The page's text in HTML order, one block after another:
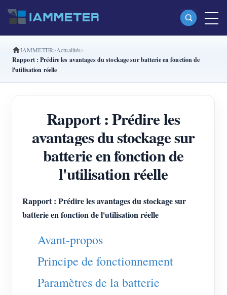
Produits
Compteur d’énergie Wi-Fi split-phase (WEM2067)
Compteur d’énergie Wi-Fi triphasé (WEM3080T)
Compteur d’énergie Wi-Fi triphasé (WEM3046T)
Compteur d’énergie Wi-Fi triphasé (WEM3050T)
Contrôleur de puissance WiFi
Service d’auto-hébergement
Compteur virtuel
Système de prévision et de simulation énergétique
IAMMETER Actualités
Rapport : Prédire les avantages du stockage sur batterie en fonction de
l'utilisation réelle
Rapport : Prédire les
avantages du stockage sur
batterie en fonction de
l'utilisation réelle
Rapport : Prédire les avantages du stockage sur
batterie en fonction de l'utilisation réelle
Avant-propos
Principe de fonctionnement
Paramètres de la batterie